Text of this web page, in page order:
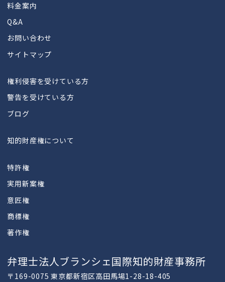
料金案内
Q&A
お問い合わせ
サイトマップ
権利侵害を受けている方
警告を受けている方
ブログ
知的財産権について
特許権
実用新案権
意匠権
商標権
著作権
弁理士法人ブランシェ国際知的財産事務所
〒169-0075 東京都新宿区高田馬場1-28-18-405